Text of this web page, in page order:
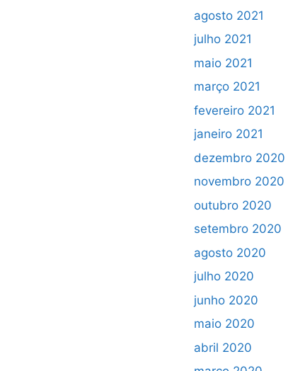
agosto 2021
julho 2021
maio 2021
março 2021
fevereiro 2021
janeiro 2021
dezembro 2020
novembro 2020
outubro 2020
setembro 2020
agosto 2020
julho 2020
junho 2020
maio 2020
abril 2020